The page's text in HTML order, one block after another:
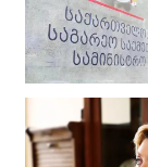
„რიკოთის
რთული